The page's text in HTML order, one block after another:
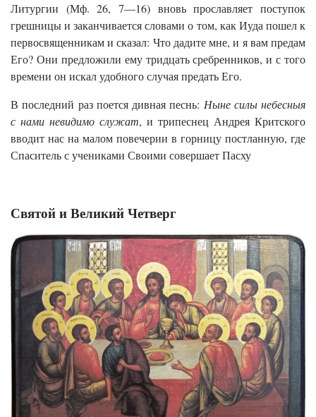
Литургии (Мф. 26, 7—16) вновь прославляет поступок
грешницы и заканчивается словами о том, как Иуда пошел к
первосвященникам и сказал: Что дадите мне, и я вам предам
Его? Они предложили ему тридцать сребренников, и с того
времени он искал удобного случая предать Его.
В последний раз поется дивная песнь: Ныне силы небесныя
с нами невидимо служат, и трипеснец Андрея Критского
вводит нас на малом повечерии в горницу постланную, где
Спаситель с учениками Своими совершает Пасху
Святой и Великий Четверг